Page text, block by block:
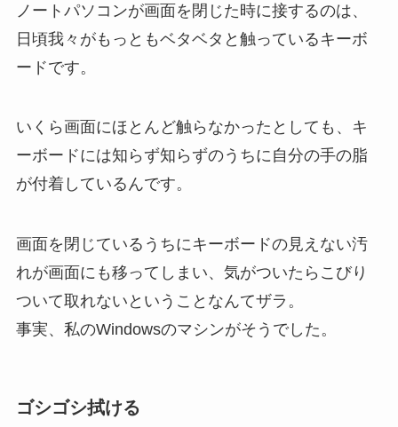
ノートパソコンが画面を閉じた時に接するのは、
日頃我々がもっともベタベタと触っているキーボ
ードです。
いくら画面にほとんど触らなかったとしても、キ
ーボードには知らず知らずのうちに自分の手の脂
が付着しているんです。
画面を閉じているうちにキーボードの見えない汚
れが画面にも移ってしまい、気がついたらこびり
ついて取れないということなんてザラ。
事実、私のWindowsのマシンがそうでした。
ゴシゴシ拭ける